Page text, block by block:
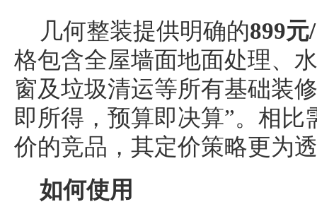
几何整装提供明确的899
格包含全屋墙面地面处理、
窗及垃圾清运等所有基础装
即所得，预算即决算”。相比
价的竞品，其定价策略更为
如何使用